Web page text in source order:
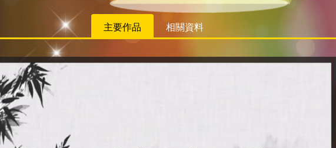
主要作品 相關資料